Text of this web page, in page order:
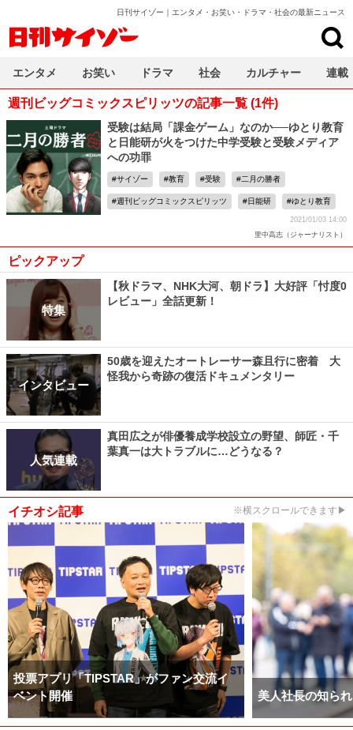
日刊サイゾー｜エンタメ・お笑い・ドラマ・社会の最新ニュース
週刊ビッグコミックスピリッツの記事一覧 (1件)
受験は結局「課金ゲーム」なのか──ゆとり教育
と日能研が火をつけた中学受験と受験メディア
への功罪
サイゾー 教育 受験 二月の勝者
週刊ビッグコミックスピリッツ 日能研 ゆとり教育
2021/01/03 14:00
里中高志（ジャーナリスト）
ピックアップ
特集
【秋ドラマ、NHK大河、朝ドラ】大好評「忖度0
レビュー」全話更新！
インタビュー
50歳を迎えたオートレーサー森且行に密着 大
怪我から奇跡の復活ドキュメンタリー
人気連載
真田広之が俳優養成学校設立の野望、師匠・千
葉真一は大トラブルに…どうなる？
イチオシ記事 ※横スクロールできます▶
投票アプリ「TIPSTAR」がファン交流イ
ベント開催
美人社長の知ら
エンタメ お笑い ドラマ 社会 カルチャー 連載